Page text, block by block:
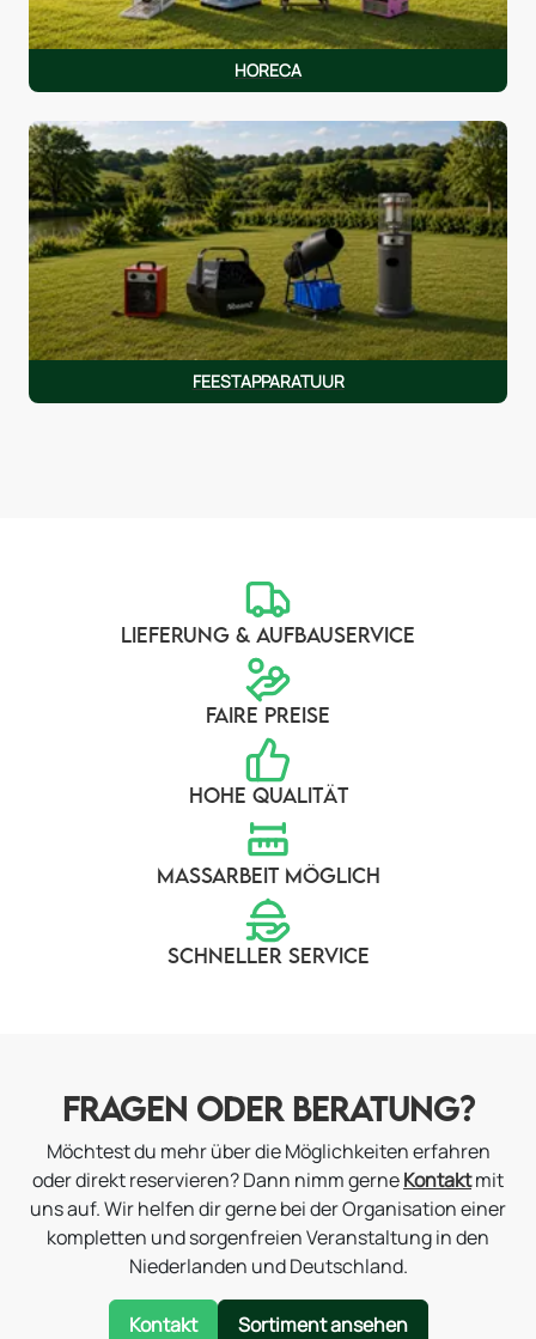
HORECA
FEESTAPPARATUUR
LIEFERUNG & AUFBAUSERVICE
FAIRE PREISE
HOHE QUALITÄT
MASSARBEIT MÖGLICH
SCHNELLER SERVICE
FRAGEN ODER BERATUNG?
Möchtest du mehr über die Möglichkeiten erfahren
oder direkt reservieren? Dann nimm gerneKontaktmit
uns auf. Wir helfen dir gerne bei der Organisation einer
kompletten und sorgenfreien Veranstaltung in den
Niederlanden und Deutschland.
Kontakt Sortiment ansehen